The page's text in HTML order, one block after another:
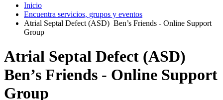
Inicio
Encuentra servicios, grupos y eventos
Atrial Septal Defect (ASD) Ben’s Friends - Online Support
Group
Atrial Septal Defect (ASD)
Ben’s Friends - Online Support
Group